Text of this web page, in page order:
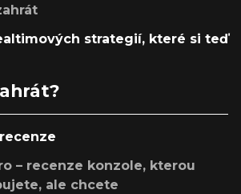
strategií, které si teď
– recenze konzole, kterou
ale chcete